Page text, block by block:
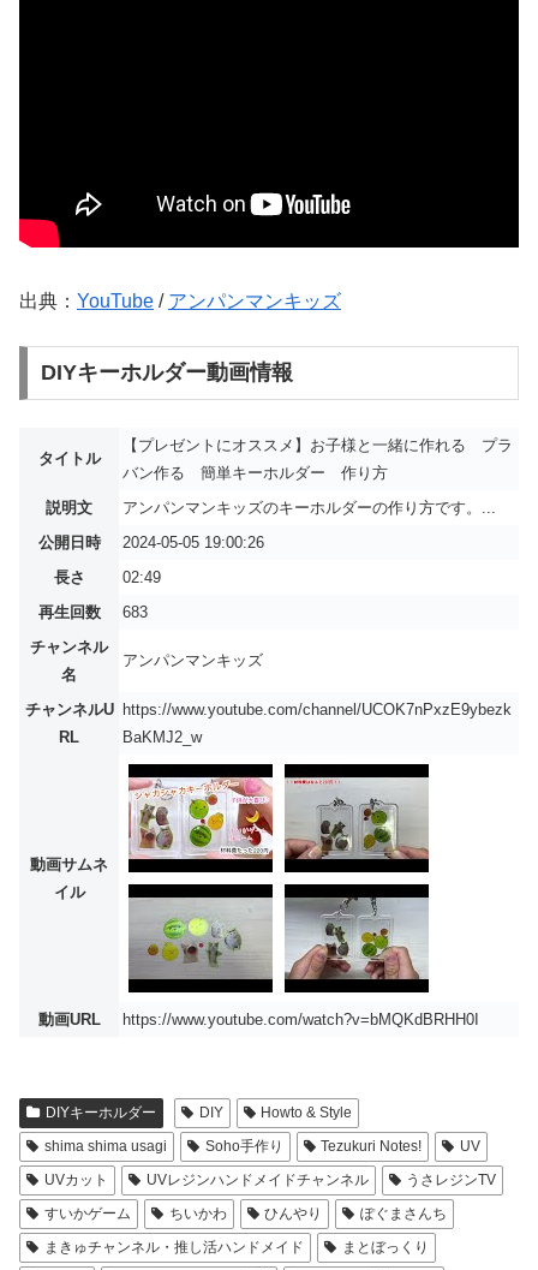
出典： YouTube / アンパンマンキッズ
DIYキーホルダー動画情報
タイトル
【プレゼントにオススメ】お子様と一緒に作れる プラ
バン作る 簡単キーホルダー 作り方
説明文
アンパンマンキッズのキーホルダーの作り方です。...
公開日時
2024-05-05 19:00:26
長さ
02:49
再生回数
683
チャンネル
名
アンパンマンキッズ
チャンネルU
RL
https://www.youtube.com/channel/UCOK7nPxzE9ybezk
BaKMJ2_w
動画サムネ
イル
動画URL https://www.youtube.com/watch?v=bMQKdBRHH0I
DIYキーホルダー DIY
Howto & Style
shima shima usagi
Soho手作り Tezukuri Notes!
UV
UVカット
UVレジンハンドメイドチャンネル
うさレジンTV
すいかゲーム
ちいかわ ひんやり
ぽぐまさんち
まきゅチャンネル・推し活ハンドメイド
まとぼっくり